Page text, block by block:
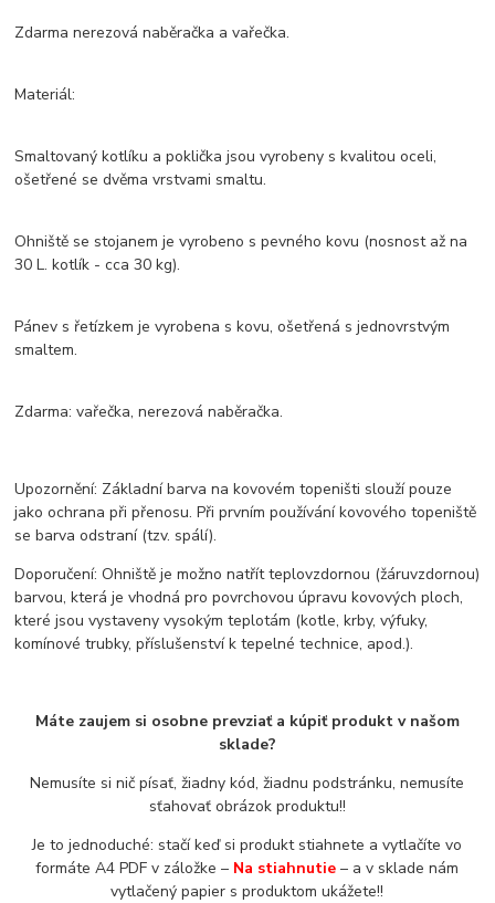
Zdarma nerezová naběračka a vařečka.
Materiál:
Smaltovaný kotlíku a poklička jsou vyrobeny s kvalitou oceli,
ošetřené se dvěma vrstvami smaltu.
Ohniště se stojanem je vyrobeno s pevného kovu (nosnost až na
30 L. kotlík - cca 30 kg).
Pánev s řetízkem je vyrobena s kovu, ošetřená s jednovrstvým
smaltem.
Zdarma: vařečka, nerezová naběračka.
Upozornění: Základní barva na kovovém topeništi slouží pouze
jako ochrana při přenosu. Při prvním používání kovového topeniště
se barva odstraní (tzv. spálí).
Doporučení: Ohniště je možno natřít teplovzdornou (žáruvzdornou)
barvou, která je vhodná pro povrchovou úpravu kovových ploch,
které jsou vystaveny vysokým teplotám (kotle, krby, výfuky,
komínové trubky, příslušenství k tepelné technice, apod.).
Máte zaujem si osobne prevziať a kúpiť produkt v našom
sklade?
Nemusíte si nič písať, žiadny kód, žiadnu podstránku, nemusíte
sťahovať obrázok produktu!!
Je to jednoduché: stačí keď si produkt stiahnete a vytlačíte vo
formáte A4 PDF v záložke – Na stiahnutie – a v sklade nám
vytlačený papier s produktom ukážete!!